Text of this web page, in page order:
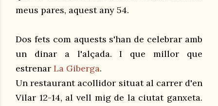
meus pares, aquest any 54.
Dos fets com aquests s'han de celebrar amb
un dinar a l'alçada. I que millor que
estrenar La Giberga.
Un restaurant acollidor situat al carrer d'en
Vilar 12-14, al vell mig de la ciutat ganxeta.